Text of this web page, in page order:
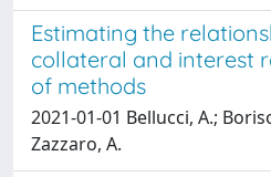
Estimating the
collateral and interest
of methods
2021-01-01 Bellucci, A.;
Zazzaro, A.